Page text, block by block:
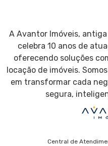
A Avantor Imóveis,
celebra 10 anos de
oferecendo soluções
locação de imóveis.
em transformar cada
segura,
Central de